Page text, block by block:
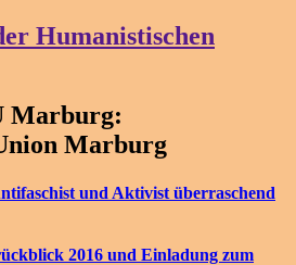
Humanistischen
Marburg:
Marburg
und Aktivist überraschend
2016 und Einladung zum